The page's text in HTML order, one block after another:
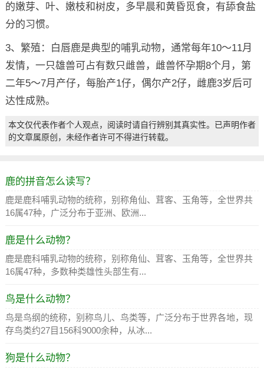
的嫩芽、叶、嫩枝和树皮，多早晨和黄昏觅食，有舔食盐
分的习惯。
3、繁殖：白唇鹿是典型的哺乳动物，通常每年10～11月
发情，一只雄兽可占有数只雌兽，雌兽怀孕期8个月，第
二年5～7月产仔，每胎产1仔，偶尔产2仔，雌鹿3岁后可
达性成熟。
本文仅代表作者个人观点，阅读时请自行辨别其真实性。已声明作者
的文章属原创，未经作者许可不得进行转载。
鹿的拼音怎么读写？
鹿是鹿科哺乳动物的统称，别称角仙、茸客、玉角等，全世界共
16属47种，广泛分布于亚洲、欧洲...
鹿是什么动物？
鹿是鹿科哺乳动物的统称，别称角仙、茸客、玉角等，全世界共
16属47种，多数种类雄性头部生有...
鸟是什么动物？
鸟是鸟纲的统称，别称鸟儿、鸟类等，广泛分布于世界各地，现
存鸟类约27目156科9000余种，从冰...
狗是什么动物？